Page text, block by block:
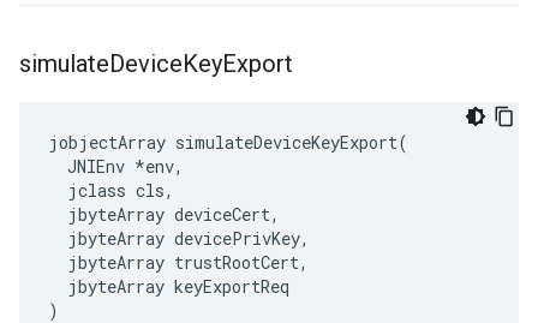
simulateDeviceKeyExport
jobjectArray simulateDeviceKeyExport(
  JNIEnv *env,
  jclass cls,
  jbyteArray deviceCert,
  jbyteArray devicePrivKey,
  jbyteArray trustRootCert,
  jbyteArray keyExportReq
)